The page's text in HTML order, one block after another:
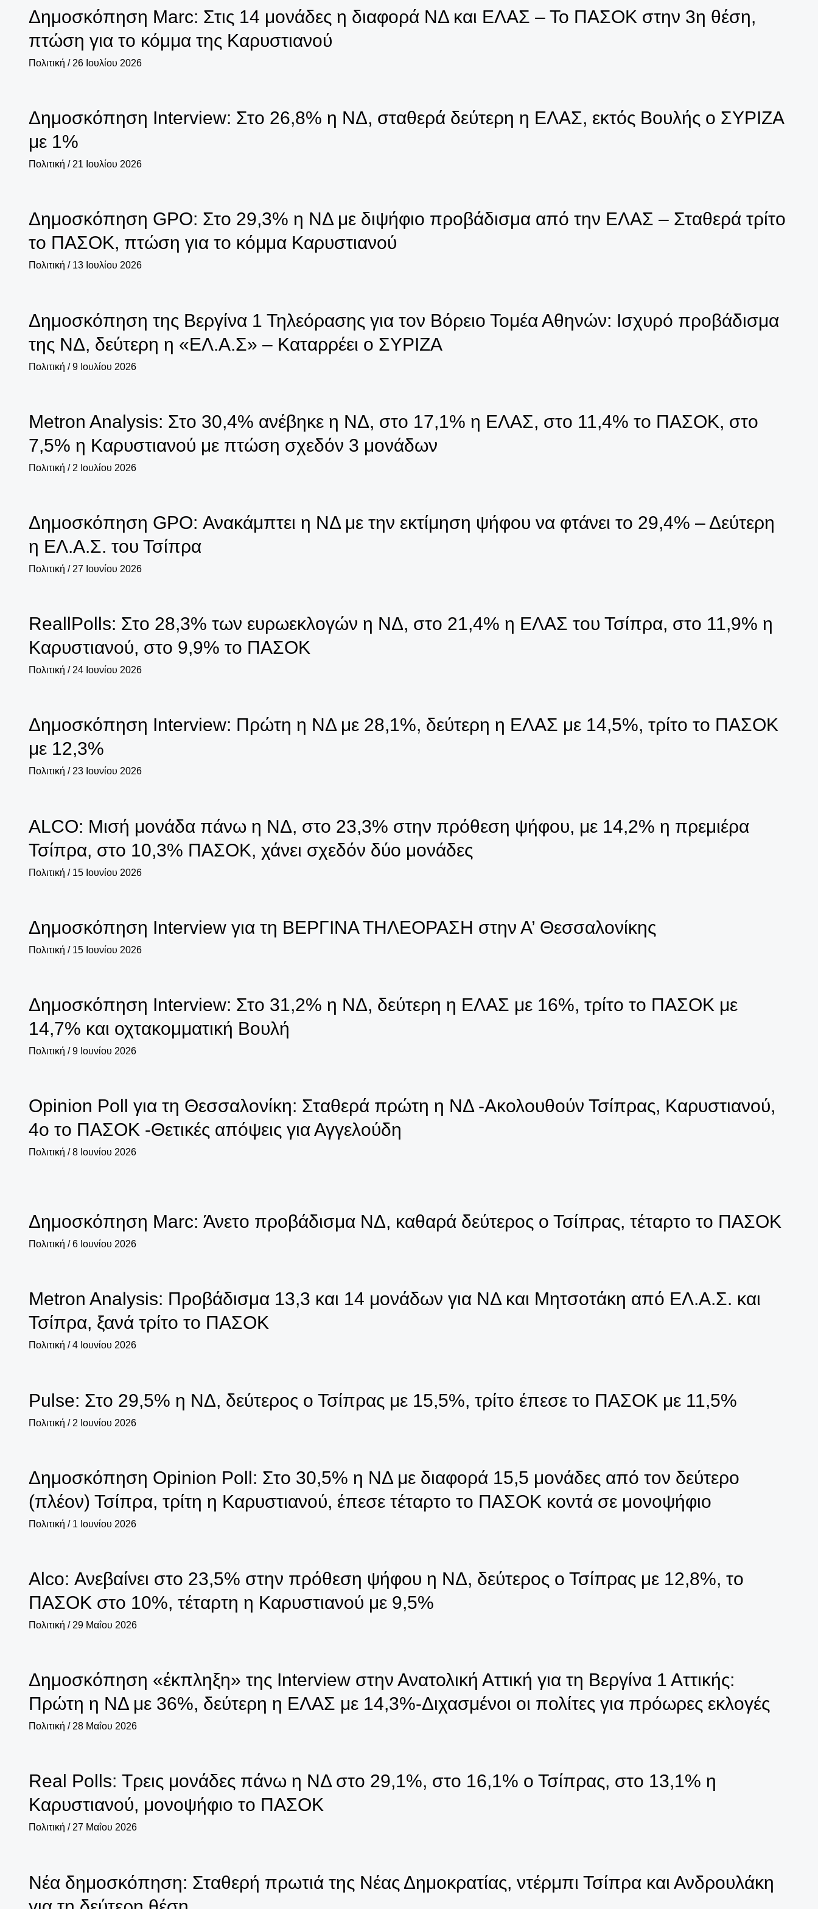
Δημοσκόπηση Marc: Στις 14 μονάδες η διαφορά ΝΔ και ΕΛΑΣ – Το ΠΑΣΟΚ στην 3η θέση,
πτώση για το κόμμα της Καρυστιανού
Πολιτική / 26 Ιουλίου 2026
Δημοσκόπηση Interview: Στο 26,8% η ΝΔ, σταθερά δεύτερη η ΕΛΑΣ, εκτός Βουλής ο ΣΥΡΙΖΑ
με 1%
Πολιτική / 21 Ιουλίου 2026
Δημοσκόπηση GPO: Στο 29,3% η ΝΔ με διψήφιο προβάδισμα από την ΕΛΑΣ – Σταθερά τρίτο
το ΠΑΣΟΚ, πτώση για το κόμμα Καρυστιανού
Πολιτική / 13 Ιουλίου 2026
Δημοσκόπηση της Βεργίνα 1 Τηλεόρασης για τον Βόρειο Τομέα Αθηνών: Ισχυρό προβάδισμα
της ΝΔ, δεύτερη η «ΕΛ.Α.Σ» – Καταρρέει ο ΣΥΡΙΖΑ
Πολιτική /9 Ιουλίου 2026
Metron Analysis: Στο 30,4% ανέβηκε η ΝΔ, στο 17,1% η ΕΛΑΣ, στο 11,4% το ΠΑΣΟΚ, στο
7,5% η Καρυστιανού με πτώση σχεδόν 3 μονάδων
Πολιτική / 2 Ιουλίου 2026
Δημοσκόπηση GPO: Ανακάμπτει η ΝΔ με την εκτίμηση ψήφου να φτάνει το 29,4% – Δεύτερη
η ΕΛ.Α.Σ. του Τσίπρα
Πολιτική / 27 Ιουνίου 2026
ReallPolls: Στο 28,3% των ευρωεκλογών η ΝΔ, στο 21,4% η ΕΛΑΣ του Τσίπρα, στο 11,9% η
Καρυστιανού, στο 9,9% το ΠΑΣΟΚ
Πολιτική / 24 Ιουνίου 2026
Δημοσκόπηση Interview: Πρώτη η ΝΔ με 28,1%, δεύτερη η ΕΛΑΣ με 14,5%, τρίτο το ΠΑΣΟΚ
με 12,3%
Πολιτική / 23 Ιουνίου 2026
ALCO: Μισή μονάδα πάνω η ΝΔ, στο 23,3% στην πρόθεση ψήφου, με 14,2% η πρεμιέρα
Τσίπρα, στο 10,3% ΠΑΣΟΚ, χάνει σχεδόν δύο μονάδες
Πολιτική / 15 Ιουνίου 2026
Δημοσκόπηση Interview για τη ΒΕΡΓΙΝΑ ΤΗΛΕΟΡΑΣΗ στην Α’ Θεσσαλονίκης
Πολιτική / 15 Ιουνίου 2026
Δημοσκόπηση Interview: Στο 31,2% η ΝΔ, δεύτερη η ΕΛΑΣ με 16%, τρίτο το ΠΑΣΟΚ με
14,7% και οχτακομματική Βουλή
Πολιτική /9 Ιουνίου 2026
Opinion Poll για τη Θεσσαλονίκη: Σταθερά πρώτη η ΝΔ -Ακολουθούν Τσίπρας, Καρυστιανού,
4ο το ΠΑΣΟΚ -Θετικές απόψεις για Αγγελούδη
Πολιτική /8 Ιουνίου 2026
Δημοσκόπηση Marc: Άνετο προβάδισμα ΝΔ, καθαρά δεύτερος ο Τσίπρας, τέταρτο το ΠΑΣΟΚ
Πολιτική /6 Ιουνίου 2026
Metron Analysis: Προβάδισμα 13,3 και 14 μονάδων για ΝΔ και Μητσοτάκη από ΕΛ.Α.Σ. και
Τσίπρα, ξανά τρίτο το ΠΑΣΟΚ
Πολιτική /4 Ιουνίου 2026
Pulse: Στο 29,5% η ΝΔ, δεύτερος ο Τσίπρας με 15,5%, τρίτο έπεσε το ΠΑΣΟΚ με 11,5%
Πολιτική / 2 Ιουνίου 2026
Δημοσκόπηση Opinion Poll: Στο 30,5% η ΝΔ με διαφορά 15,5 μονάδες από τον δεύτερο
(πλέον) Τσίπρα, τρίτη η Καρυστιανού, έπεσε τέταρτο το ΠΑΣΟΚ κοντά σε μονοψήφιο
Πολιτική / 1 Ιουνίου 2026
Alco: Ανεβαίνει στο 23,5% στην πρόθεση ψήφου η ΝΔ, δεύτερος ο Τσίπρας με 12,8%, το
ΠΑΣΟΚ στο 10%, τέταρτη η Καρυστιανού με 9,5%
Πολιτική / 29 Μαΐου 2026
Δημοσκόπηση «έκπληξη» της Interview στην Ανατολική Αττική για τη Βεργίνα 1 Αττικής:
Πρώτη η ΝΔ με 36%, δεύτερη η ΕΛΑΣ με 14,3%-Διχασμένοι οι πολίτες για πρόωρες εκλογές
Πολιτική / 28 Μαΐου 2026
Real Polls: Τρεις μονάδες πάνω η ΝΔ στο 29,1%, στο 16,1% ο Τσίπρας, στο 13,1% η
Καρυστιανού, μονοψήφιο το ΠΑΣΟΚ
Πολιτική / 27 Μαΐου 2026
Νέα δημοσκόπηση: Σταθερή πρωτιά της Νέας Δημοκρατίας, ντέρμπι Τσίπρα και Ανδρουλάκη